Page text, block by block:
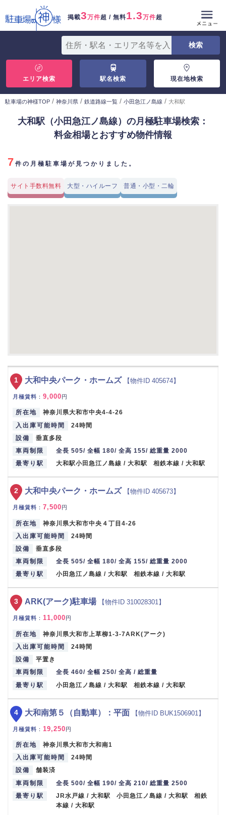
掲載3万件超 / 無料1.3万件超
エリア検索 駅名検索 現在地検索
駐車場の神様TOP / 神奈川県 / 鉄道路線一覧 / 小田急江ノ島線 / 大和駅
大和駅（小田急江ノ島線）の月極駐車場検索：
料金相場とおすすめ物件情報
7 件の月極駐車場が見つかりました。
サイト手数料無料 大型・ハイルーフ 普通・小型・二輪
大和中央パーク・ホームズ 【物件ID 405674】
月極賃料 ： 9,000円
所在地
神奈川県大和市中央4-4-26
入出庫可能時間
24時間
設備
垂直多段
車両制限
全長 505/ 全幅 180/ 全高 155/ 総重量 2000
最寄り駅
大和駅小田急江ノ島線 / 大和駅 相鉄本線 / 大和駅
1
大和中央パーク・ホームズ 【物件ID 405673】
月極賃料 ： 7,500 円
所在地
神奈川県大和市中央４丁目4-26
入出庫可能時間
24時間
設備
垂直多段
車両制限
全長 505/ 全幅 180/ 全高 155/ 総重量 2000
最寄り駅
小田急江ノ島線 / 大和駅 相鉄本線 / 大和駅
2
ARK(アーク)駐車場 【物件ID 310028301】
月極賃料 ： 11,000 円
所在地
神奈川県大和市上草柳1-3-7ARK(アーク)
入出庫可能時間
24時間
設備
平置き
車両制限
全長 460/ 全幅 250/ 全高 / 総重量
最寄り駅
小田急江ノ島線 / 大和駅 相鉄本線 / 大和駅
3
大和南第５（自動車）：平面 【物件ID BUK1506901】
月極賃料 ： 19,250円
所在地
神奈川県大和市大和南1
入出庫可能時間
24時間
設備
舗装済
車両制限
全長 500/ 全幅 190/ 全高 210/ 総重量 2500
最寄り駅
JR水戸線 / 大和駅 小田急江ノ島線 / 大和駅 相鉄
本線 / 大和駅
4